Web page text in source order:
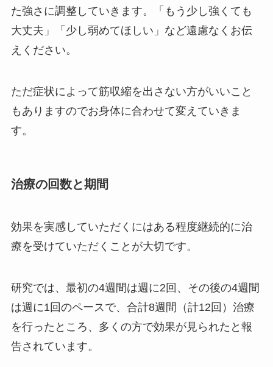
た強さに調整していきます。「もう少し強くても
大丈夫」「少し弱めてほしい」など遠慮なくお伝
えください。
ただ症状によって筋収縮を出さない方がいいこと
もありますのでお身体に合わせて変えていきま
す。
治療の回数と期間
効果を実感していただくにはある程度継続的に治
療を受けていただくことが大切です。
研究では、最初の4週間は週に2回、その後の4週間
は週に1回のペースで、合計8週間（計12回）治療
を行ったところ、多くの方で効果が見られたと報
告されています。